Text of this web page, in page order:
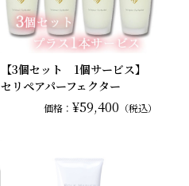
【3個セット 1個サービス】
セリペアパーフェクター
価格： ¥59,400 （税込）